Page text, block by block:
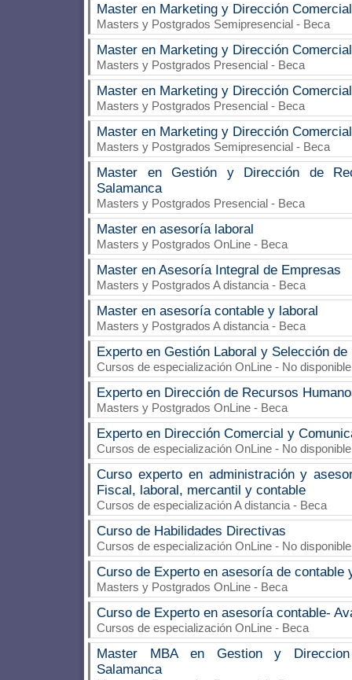
Master en Marketing y Dirección
Masters y Postgrados Semipresencial - Beca
Master en Marketing y Dirección
Masters y Postgrados Presencial - Beca
Master en Marketing y Dirección
Masters y Postgrados Presencial - Beca
Master en Marketing y Dirección
Masters y Postgrados Semipresencial - Beca
Master en Gestión y Dirección de
Salamanca
Masters y Postgrados Presencial - Beca
Master en asesoría laboral
Masters y Postgrados OnLine - Beca
Master en Asesoría Integral de Empresas
Masters y Postgrados A distancia - Beca
Master en asesoría contable y laboral
Masters y Postgrados A distancia - Beca
Experto en Gestión Laboral y Selección de
Cursos de especialización OnLine - No disponible
Experto en Dirección de Recursos
Masters y Postgrados OnLine - Beca
Experto en Dirección Comercial y
Cursos de especialización OnLine - No disponible
Curso experto en administración y
Fiscal, laboral, mercantil y contable
Cursos de especialización A distancia - Beca
Curso de Habilidades Directivas
Cursos de especialización OnLine - No disponible
Curso de Experto en asesoría de contable
Masters y Postgrados OnLine - Beca
Curso de Experto en asesoría contable-
Cursos de especialización OnLine - Beca
Master MBA en Gestion y
Salamanca